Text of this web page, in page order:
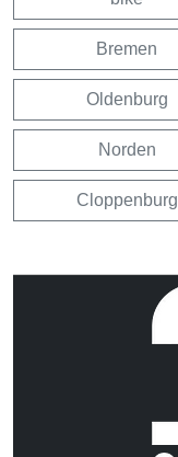
Bremen
Oldenburg
Norden
Cloppenburg